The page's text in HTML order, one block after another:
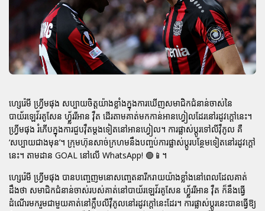
ហ្សេរ៉េមី ហ្វ្រីមផុង សប្បាយចិត្តយ៉ាងខ្លាំងក្នុងការឃើញសមាជិកជំនាន់ចាស់នៃ
បាយ័រឡេវ័រគូសែន ហ្វ្ល័ររីអាន វ៉ឺត ដើរតាមគាត់មកកាន់អានហ្វៀលដែរនៅរដូវក្តៅនេះ។
ហ្វ្រីមផុង រំភើបក្នុងការជួបវ៉ឺតម្តងទៀតនៅអានហ្វៀល។ ការផ្លាស់ប្តូរទៅលីវ៉ឺភូល គឺ
‘សប្បាយជាងមុន’។ ក្រុមហ៊ុនសាច់ក្រហមនឹងបញ្ចប់ការផ្លាស់ប្តូរបន្ថែមទៀតនៅរដូវក្តៅ
នេះ។ តាមដាន GOAL នៅលើ WhatsApp! 🟢📱។
ហ្សេរ៉េមី ហ្វ្រីមផុង បានបញ្ចេញមនោសញ្ចេតនារីករាយយ៉ាងខ្លាំងនៅពេលដែលគាត់
ដឹងថា សមាជិកជំនាន់ចាស់របស់គាត់នៅបាយ័រឡេវ័រគូសែន ហ្វ្ល័ររីអាន វ៉ឺត ក៏នឹងធ្វើ
ដំណើរមករួមជាមួយគាត់នៅក្លឹបលីវ៉ឺភូលនៅរដូវក្តៅនេះដែរ។ ការផ្លាស់ប្តូរនេះបានធ្វើឱ្យ